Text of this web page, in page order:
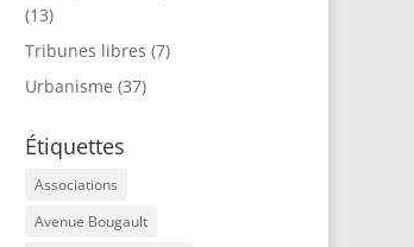
(13)
Tribunes libres (7)
Urbanisme (37)
Étiquettes
Associations
Avenue Bougault